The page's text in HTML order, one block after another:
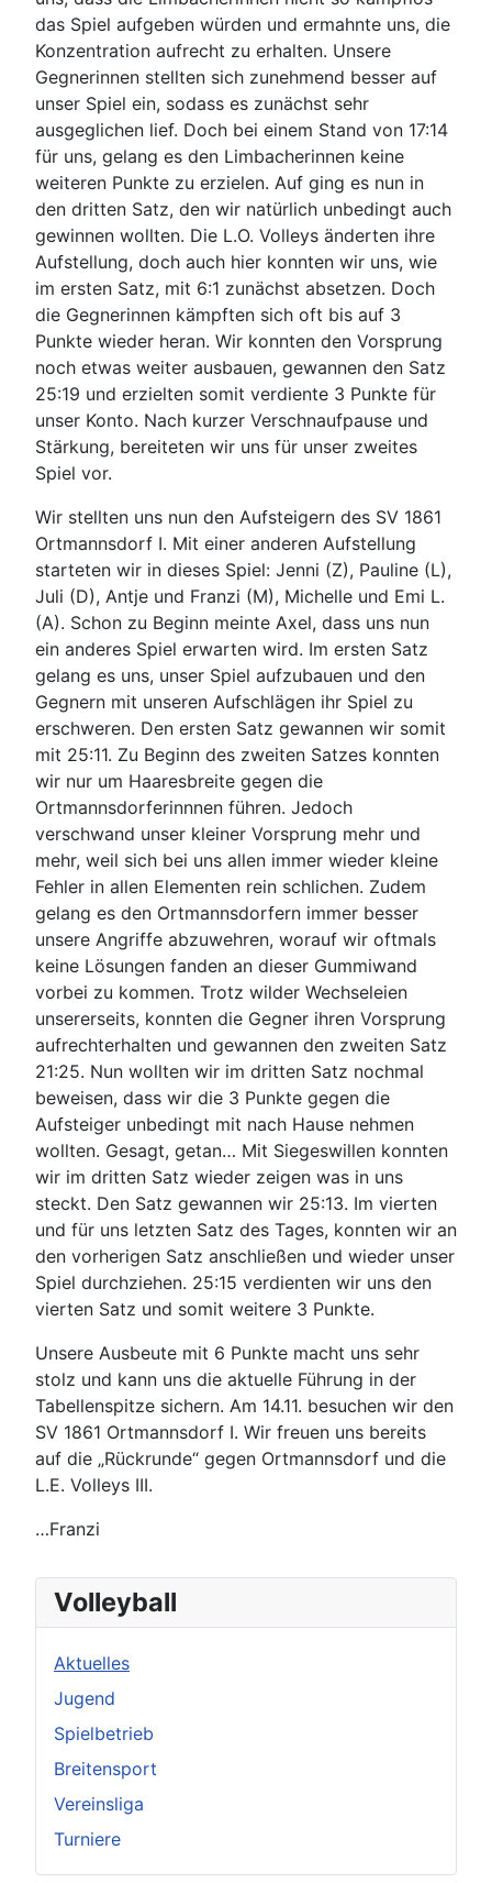
Volleyball
Aktuelles
Jugend
Spielbetrieb
Breitensport
Vereinsliga
Turniere
das Spiel aufgeben würden und ermahnte uns, die
Konzentration aufrecht zu erhalten. Unsere
Gegnerinnen stellten sich zunehmend besser auf
unser Spiel ein, sodass es zunächst sehr
ausgeglichen lief. Doch bei einem Stand von 17:14
für uns, gelang es den Limbacherinnen keine
weiteren Punkte zu erzielen. Auf ging es nun in
den dritten Satz, den wir natürlich unbedingt auch
gewinnen wollten. Die L.O. Volleys änderten ihre
Aufstellung, doch auch hier konnten wir uns, wie
im ersten Satz, mit 6:1 zunächst absetzen. Doch
die Gegnerinnen kämpften sich oft bis auf 3
Punkte wieder heran. Wir konnten den Vorsprung
noch etwas weiter ausbauen, gewannen den Satz
25:19 und erzielten somit verdiente 3 Punkte für
unser Konto. Nach kurzer Verschnaufpause und
Stärkung, bereiteten wir uns für unser zweites
Spiel vor.
Wir stellten uns nun den Aufsteigern des SV 1861
Ortmannsdorf I. Mit einer anderen Aufstellung
starteten wir in dieses Spiel: Jenni (Z), Pauline (L),
Juli (D), Antje und Franzi (M), Michelle und Emi L.
(A). Schon zu Beginn meinte Axel, dass uns nun
ein anderes Spiel erwarten wird. Im ersten Satz
gelang es uns, unser Spiel aufzubauen und den
Gegnern mit unseren Aufschlägen ihr Spiel zu
erschweren. Den ersten Satz gewannen wir somit
mit 25:11. Zu Beginn des zweiten Satzes konnten
wir nur um Haaresbreite gegen die
Ortmannsdorferinnnen führen. Jedoch
verschwand unser kleiner Vorsprung mehr und
mehr, weil sich bei uns allen immer wieder kleine
Fehler in allen Elementen rein schlichen. Zudem
gelang es den Ortmannsdorfern immer besser
unsere Angriffe abzuwehren, worauf wir oftmals
keine Lösungen fanden an dieser Gummiwand
vorbei zu kommen. Trotz wilder Wechseleien
unsererseits, konnten die Gegner ihren Vorsprung
aufrechterhalten und gewannen den zweiten Satz
21:25. Nun wollten wir im dritten Satz nochmal
beweisen, dass wir die 3 Punkte gegen die
Aufsteiger unbedingt mit nach Hause nehmen
wollten. Gesagt, getan… Mit Siegeswillen konnten
wir im dritten Satz wieder zeigen was in uns
steckt. Den Satz gewannen wir 25:13. Im vierten
und für uns letzten Satz des Tages, konnten wir an
den vorherigen Satz anschließen und wieder unser
Spiel durchziehen. 25:15 verdienten wir uns den
vierten Satz und somit weitere 3 Punkte.
Unsere Ausbeute mit 6 Punkte macht uns sehr
stolz und kann uns die aktuelle Führung in der
Tabellenspitze sichern. Am 14.11. besuchen wir den
SV 1861 Ortmannsdorf I. Wir freuen uns bereits
auf die „Rückrunde“ gegen Ortmannsdorf und die
L.E. Volleys III.
…Franzi